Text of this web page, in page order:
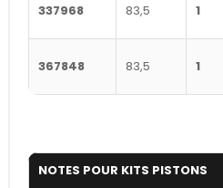
337968 83,5 1
367848 83,5 1
NOTES POUR KITS PISTONS